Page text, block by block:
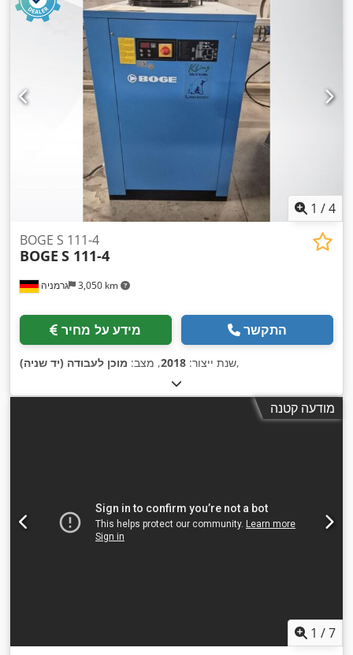
1 /4
גרמניה 3,050 km
BOGE S 111-4
BOGE S 111-4
מידע על מחיר התקשר
שנת ייצור: 2018, מצב: מוכן לעבודה (יד שניה) ,
מודעה קטנה
1 /7